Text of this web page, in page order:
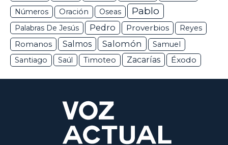
Números Oración Oseas Pablo
Palabras De Jesús Pedro Proverbios Reyes
Romanos Salmos Salomón
Samuel
Santiago
Saúl Timoteo Zacarías Éxodo